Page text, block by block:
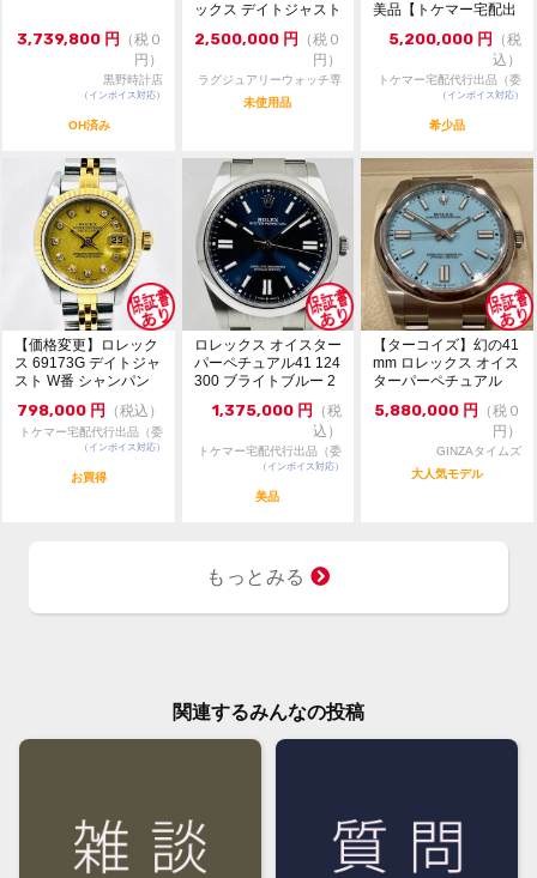
※新品・未使用品に関しても保管に伴う極僅かな擦れが
生じる場合がございます。
※写真に写っていな付属品や記載がない物については付
属していない場合がございます。
予めご了承ください。
【LINE査定】最短５分査定!!
ID⇒＠243yutff
写真を送って頂ければ金額をすぐにご提示致します。
ブランド館心斎橋店にて無金利ローンも承っておりま
す。
お電話、メールでのお問い合わせも承ります。
【お問合せ先】
大黒屋ブランド館 心斎橋店
MAIL: br-shinsaibashi01@e-daikoku.com
LINE:@243yutff
3,739,800 円
（税０
円）
黒野時計店
（インボイス対応）
OH済み
ックス デイトジャスト
126231 36m...
2,500,000 円
（税０
円）
ラグジュアリーウォッチ専
門店：R/M
未使用品
美品【トケマー宅配出
5,200,000 円
（税
込）
トケマー宅配代行出品（委
託販売）
（インボイス対応）
希少品
【価格変更】ロレック
ス 69173G デイトジャ
スト W番 シャンパン
798,000 円 （税込）
トケマー宅配代行出品（委
託販売）
（インボイス対応）
お買得
ロレックス オイスター
パーペチュアル41 124
300 ブライトブルー 2
1,375,000 円 （税
込）
トケマー宅配代行出品（委
託販売）
（インボイス対応）
美品
【ターコイズ】幻の41
mm ロレックス オイス
ターパーペチュアル
5,880,000 円 （税０
円）
GINZAタイムズ
大人気モデル
もっとみる
関連するみんなの投稿